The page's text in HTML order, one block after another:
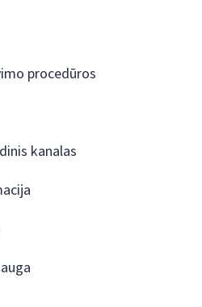
procedūros
kanalas